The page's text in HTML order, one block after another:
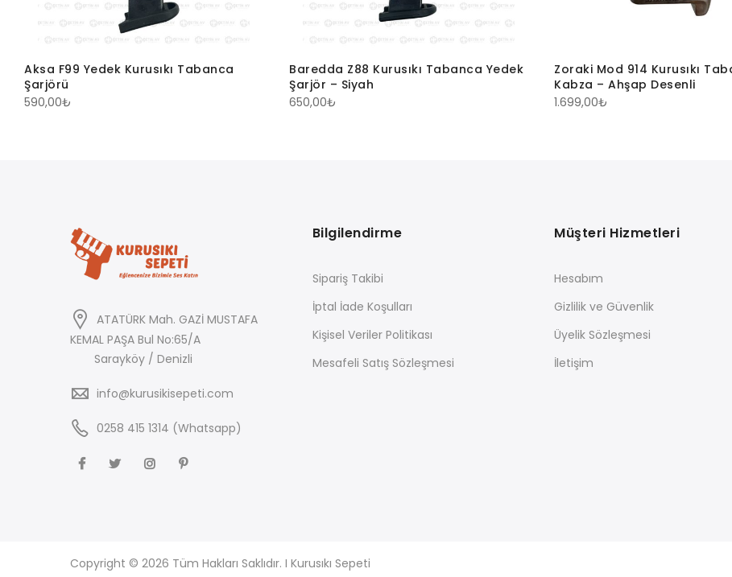
Aksa F99 Yedek Kurusıkı Tabanca
Şarjörü
590,00₺
Baredda Z88 Kurusıkı Tabanca Yedek
Şarjör – Siyah
650,00₺
Zoraki Mod 914 Kurusıkı
Kabza – Ahşap Desenli
1.699,00₺
ATATÜRK Mah. GAZİ MUSTAFA
KEMAL PAŞA Bul No:65/A
Sarayköy / Denizli
info@kurusikisepeti.com
0258 415 1314 (Whatsapp)
Bilgilendirme
Sipariş Takibi
İptal İade Koşulları
Kişisel Veriler Politikası
Mesafeli Satış Sözleşmesi
Müşteri Hizmetleri
Hesabım
Gizlilik ve Güvenlik
Üyelik Sözleşmesi
İletişim
Copyright © 2026 Tüm Hakları Saklıdır. I Kurusıkı Sepeti